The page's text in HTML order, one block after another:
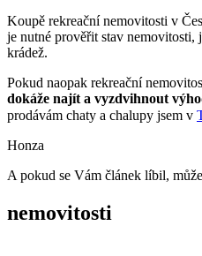
Koupě rekreační nemovitosti v
je nutné prověřit stav nemovitosti,
krádež.
Pokud naopak rekreační
dokáže najít a vyzdvihnout
prodávám chaty a chalupy jsem v
Honza
A pokud se Vám článek líbil,
nemovitosti